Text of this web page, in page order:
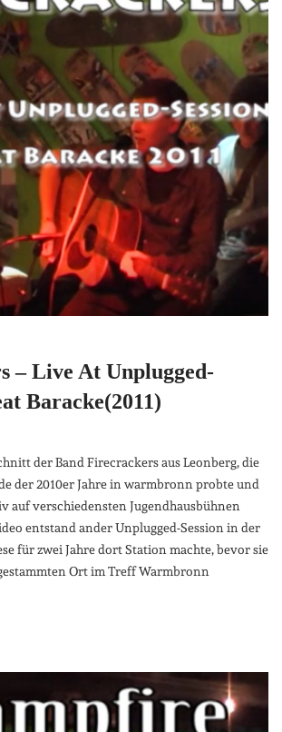
– Live At Unplugged-
Baracke(2011)
der Band Firecrackers aus Leonberg, die
der 2010er Jahre in warmbronn probte und
auf verschiedensten Jugendhausbühnen
entstand ander Unplugged-Session in der
für zwei Jahre dort Station machte, bevor sie
Ort im Treff Warmbronn